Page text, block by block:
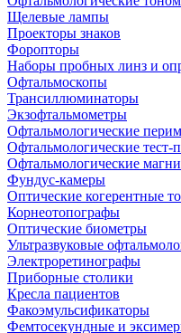
Щелевые лампы
Проекторы знаков
Форопторы
Наборы пробных линз и
Офтальмоскопы
Трансиллюминаторы
Экзофтальмометры
Офтальмологические
Офтальмологические тест-
Офтальмологические
Фундус-камеры
Оптические когерентные
Корнеотопографы
Оптические биометры
Ультразвуковые
Электроретинографы
Приборные столики
Кресла пациентов
Факоэмульсификаторы
Фемтосекундные и